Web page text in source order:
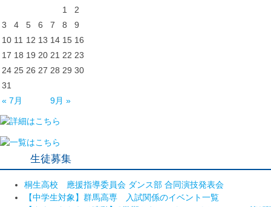
1
2
3
4 5 6 7 8
9
10 11 12 13 14 15 16
17 18 19 20 21 22 23
24 25 26 27 28 29 30
31
« 7月
9月 »
生徒募集
桐生高校 應援指導委員会 ダンス部 合同演技発表会
【中学生対象】群馬高専 入試関係のイベント一覧